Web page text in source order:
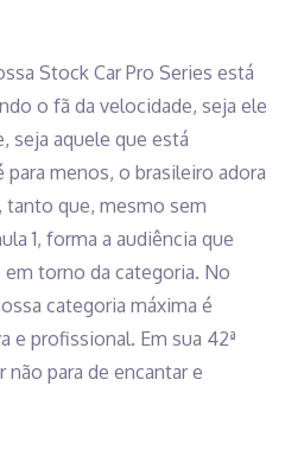
Stock Car Pro Series está
o fã da velocidade, seja ele
seja aquele que está
para menos, o brasileiro adora
que, mesmo sem
1, forma a audiência que
torno da categoria. No
categoria máxima é
e profissional. Em sua 42ª
não para de encantar e